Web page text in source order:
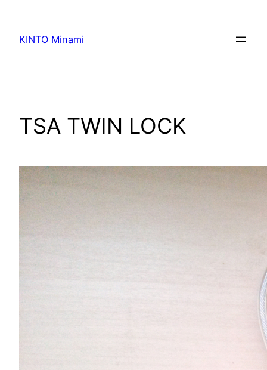
KINTO Minami
TSA TWIN LOCK